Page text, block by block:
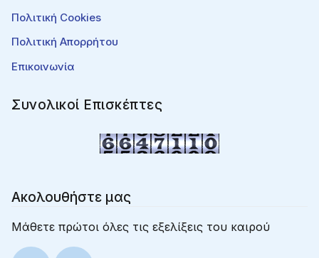
Πολιτική Cookies
Πολιτική Απορρήτου
Επικοινωνία
Συνολικοί Επισκέπτες
Ακολουθήστε μας
Μάθετε πρώτοι όλες τις εξελίξεις του καιρού